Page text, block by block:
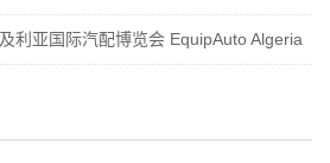
利亚国际汽配博览会 EquipAuto Algeria